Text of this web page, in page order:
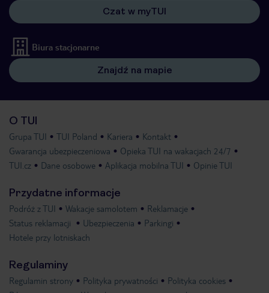
Czat w myTUI
Biura stacjonarne
Znajdź na mapie
O TUI
Grupa TUI TUI Poland Kariera
Kontakt
Gwarancja ubezpieczeniowa
Opieka TUI na wakacjach 24/7
TUI.cz
Dane osobowe Aplikacja mobilna TUI Opinie TUI
Przydatne informacje
Podróż z TUI Wakacje samolotem
Reklamacje
Status reklamacji
Ubezpieczenia
Parkingi
Hotele przy lotniskach
Regulaminy
Regulamin strony Polityka prywatności
Polityka cookies